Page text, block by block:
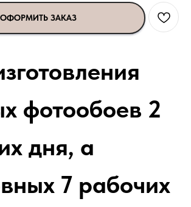
ОФОРМИТЬ ЗАКАЗ
фотообоев 2
дня, а
7 рабочих